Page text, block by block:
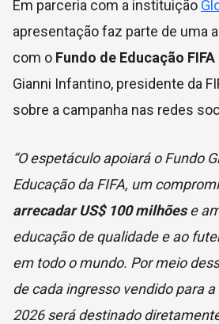
Em parceria com a instituição
apresentação faz parte de uma
com o Fundo de Educação
Gianni Infantino, presidente da
sobre a campanha nas redes
“O espetáculo apoiará o Fundo
Educação da FIFA, um
arrecadar US$ 100 milhõese
educação de qualidade e ao
em todo o mundo. Por meio
de cada ingresso vendido para
2026 será destinado